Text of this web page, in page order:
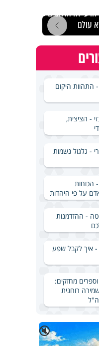
זה הרחמים של
עולם
התהוות היקום
- הציצית,
- גלגול נשמות
הכוחות
על פי היהדות
- ההזדמנות
- איך לקבל שפע
וספרים מחזקים:
רוחנית
🔇